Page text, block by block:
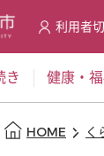
利用者
選択する
き 健康・
HOME く